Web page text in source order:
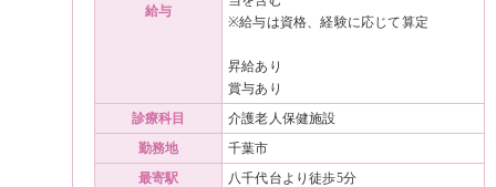
給与
※給与は資格、経験に応じて算定
昇給あり
賞与あり
診療科目
介護老人保健施設
勤務地
千葉市
最寄駅
八千代台より徒歩5分